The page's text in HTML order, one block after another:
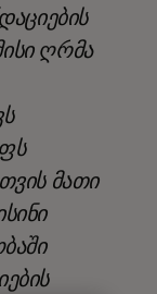
ღრმა
მათი